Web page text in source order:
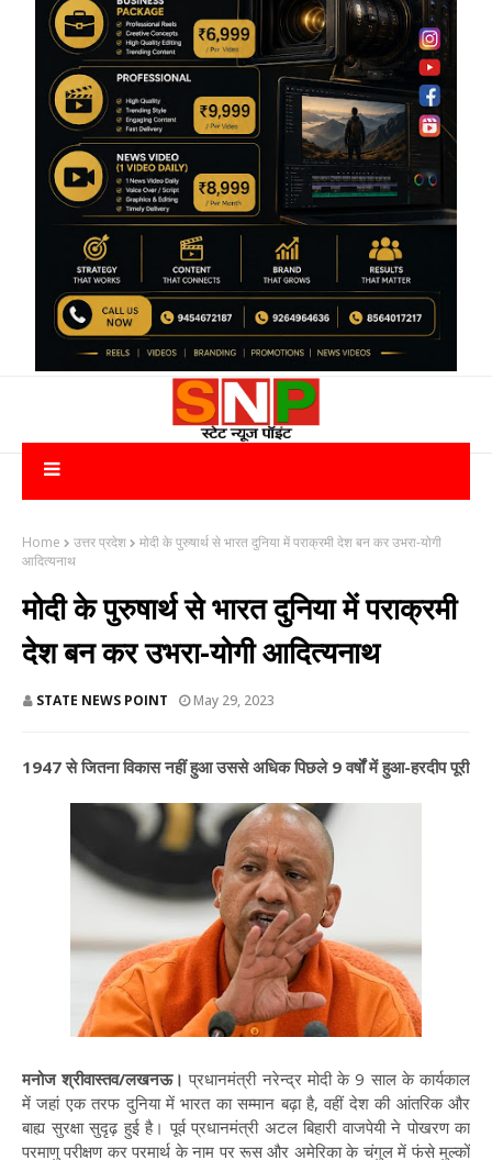
Home उत्तर प्रदेश
मोदी के पुरुषार्थ से भारत दुनिया में पराक्रमी देश बन कर उभरा-योगी
आदित्यनाथ
मोदी के पुरुषार्थ से भारत दुनिया में पराक्रमी
देश बन कर उभरा-योगी आदित्यनाथ
STATE NEWS POINT May 29, 2023
1947 से जितना विकास नहीं हुआ उससे अधिक पिछले 9 वर्षों में हुआ-हरदीप पूरी
मनोज श्रीवास्तव/लखनऊ। प्रधानमंत्री नरेन्द्र मोदी के 9 साल के कार्यकाल
में जहां एक तरफ दुनिया में भारत का सम्मान बढ़ा है, वहीं देश की आंतरिक और
बाह्य सुरक्षा सुदृढ़ हुई है। पूर्व प्रधानमंत्री अटल बिहारी वाजपेयी ने पोखरण का
परमाणु परीक्षण कर परमार्थ के नाम पर रूस और अमेरिका के चंगुल में फंसे मुल्कों